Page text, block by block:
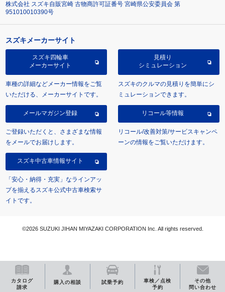
カタログ
請求
購入の相談 試乗予約
車検／点検
予約
その他
問い合わせ
株式会社 スズキ自販宮崎 古物商許可証番号 宮崎県公安委員会 第
951010010390号
スズキメーカーサイト
スズキ四輪車
メーカーサイト
車種の詳細などメーカー情報をご覧
いただける、メーカーサイトです。
見積り
シミュレーション
スズキのクルマの見積りを簡単にシ
ミュレーションできます。
メールマガジン登録
ご登録いただくと、さまざまな情報
をメールでお届けします。
リコール等情報
リコール/改善対策/サービスキャンペ
ーンの情報をご覧いただけます。
スズキ中古車情報サイト
「安心・納得・充実」なラインアッ
プを揃えるスズキ公式中古車検索サ
イトです。
©2026 SUZUKI JIHAN MIYAZAKI CORPORATION Inc. All rights reserved.